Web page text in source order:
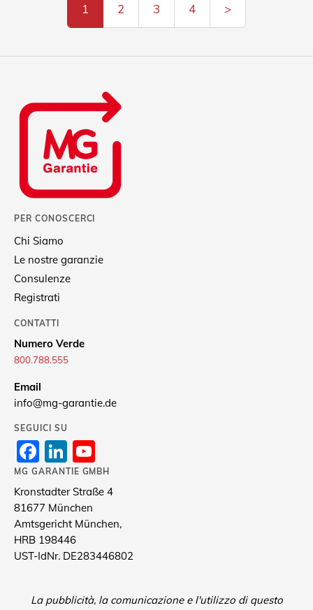
1 2 3 4 >
PER CONOSCERCI
Chi Siamo
Le nostre garanzie
Consulenze
Registrati
CONTATTI
Numero Verde
800.788.555
Email
info@mg-garantie.de
SEGUICI SU
Facebook
LinkedIn
Channel
MG GARANTIE GMBH
Kronstadter Straße 4
81677 München
Amtsgericht München,
HRB 198446
UST-IdNr. DE283446802
La pubblicità, la comunicazione e l'utilizzo di questo